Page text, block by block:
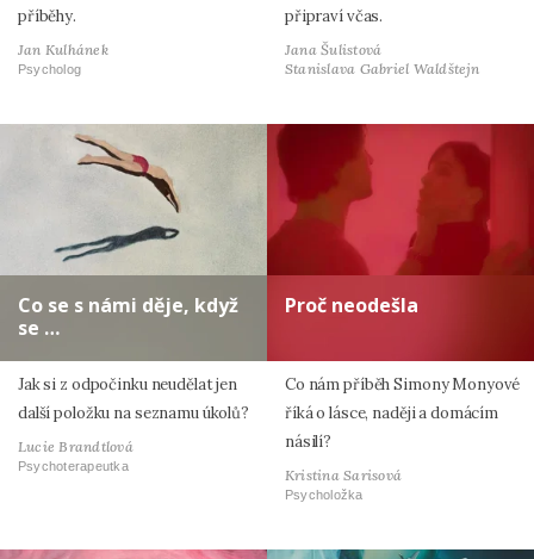
příběhy.
Jan Kulhánek
Psycholog
připraví včas.
Jana Šulistová
Stanislava Gabriel Waldštejn
Co se s námi děje, když
se …
Jak si z odpočinku neudělat jen
další položku na seznamu úkolů?
Lucie Brandtlová
Psychoterapeutka
Proč neodešla
Co nám příběh Simony Monyové
říká o lásce, naději a domácím
násilí?
Kristina Sarisová
Psycholožka